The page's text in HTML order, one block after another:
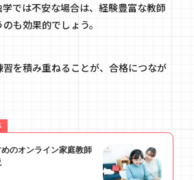
では不安な場合は、経験豊富な教師
も効果的でしょう。
を積み重ねることが、合格につなが